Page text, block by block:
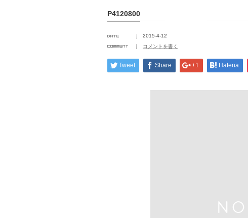
P4120800
2015-4-12
コメントを書く
Tweet Share +1 Hatena